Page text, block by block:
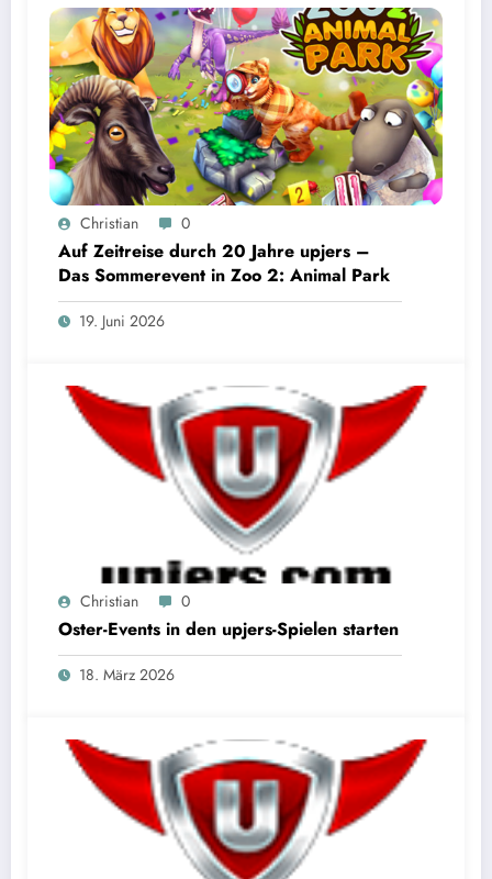
Christian 0
Auf Zeitreise durch 20 Jahre upjers –
Das Sommerevent in Zoo 2: Animal Park
19. Juni 2026
Christian 0
Oster-Events in den upjers-Spielen starten
18. März 2026